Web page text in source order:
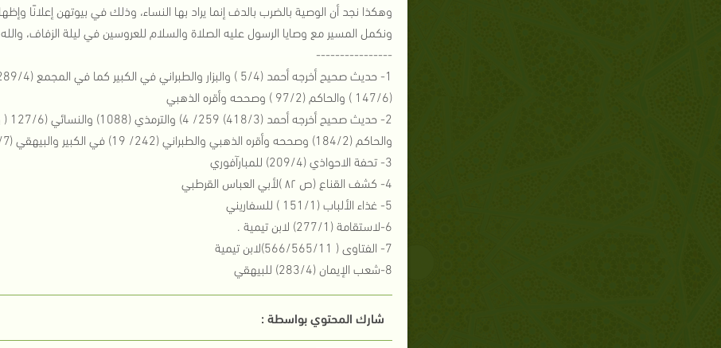
وهكذا نجد أن الوصية بالضرب بالدف إنما يراد بها النساء، وذلك في بيوتهن إعلانًا
ونكمل المسير مع وصايا الرسول عليه الصلاة والسلام للعروسين في ليلة الزفاف،
----------------
(147/6 ) والحاكم (97/2 ) وصححه وأقره الذهبي
والحاكم (184/2) وصححه وأقره الذهبي والطبراني (242/ 19) في الكبير والبيهقي (298/7)في سننه الكبرى
3- تحفة الاحواذي (209/4) للمبارآفوري
4- كشف القناع (ص ٨٢ )لأبي العباس القرطبي
5- غذاء الألباب (151/1 ) للسفاريني
6-لاستقامة (277/1) لابن تيمية .
7- الفتاوى ( 566/565/11)لابن تيمية
8-شعب الإيمان (283/4) للبيهقي
شارك المحتوي بواسطة :